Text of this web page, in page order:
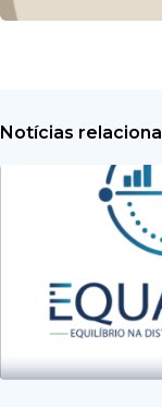
Notícias